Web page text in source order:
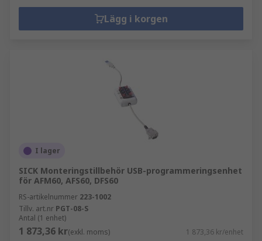
Lägg i korgen
I lager
SICK Monteringstillbehör USB-programmeringsenhet
för AFM60, AFS60, DFS60
RS-artikelnummer 223-1002
Tillv. art.nr PGT-08-S
Antal (1 enhet)
1 873,36 kr(exkl. moms) 1 873,36 kr/enhet